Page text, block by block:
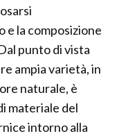
la composizione
punto di vista
ampia varietà, in
naturale, è
materiale del
intorno alla